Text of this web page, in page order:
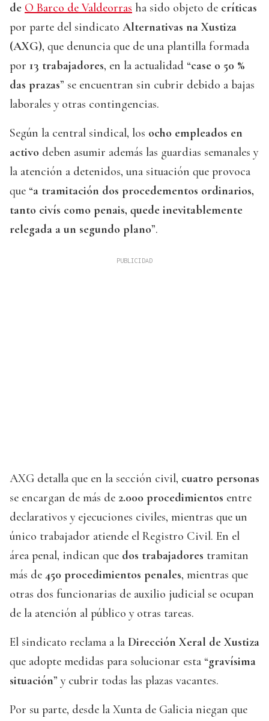
de O Barco de Valdeorras ha sido objeto de críticas
por parte del sindicato Alternativas na Xustiza
(AXG), que denuncia que de una plantilla formada
por 13 trabajadores, en la actualidad “case o 50 %
das prazas” se encuentran sin cubrir debido a bajas
laborales y otras contingencias.
Según la central sindical, los ocho empleados en
activo deben asumir además las guardias semanales y
la atención a detenidos, una situación que provoca
que “a tramitación dos procedementos ordinarios,
tanto civís como penais, quede inevitablemente
relegada a un segundo plano”.
AXG detalla que en la sección civil, cuatro personas
se encargan de más de 2.000 procedimientos entre
declarativos y ejecuciones civiles, mientras que un
único trabajador atiende el Registro Civil. En el
área penal, indican que dos trabajadores tramitan
más de 450 procedimientos penales, mientras que
otras dos funcionarias de auxilio judicial se ocupan
de la atención al público y otras tareas.
El sindicato reclama a la Dirección Xeral de Xustiza
que adopte medidas para solucionar esta “gravísima
situación” y cubrir todas las plazas vacantes.
Por su parte, desde la Xunta de Galicia niegan que